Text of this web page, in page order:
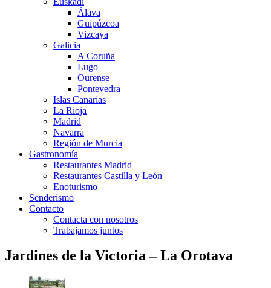
Álava
Guipúzcoa
Vizcaya
Galicia
A Coruña
Lugo
Ourense
Pontevedra
Islas Canarias
La Rioja
Madrid
Navarra
Región de Murcia
Gastronomía
Restaurantes Madrid
Restaurantes Castilla y León
Enoturismo
Senderismo
Contacto
Contacta con nosotros
Trabajamos juntos
Jardines de la Victoria – La Orotava